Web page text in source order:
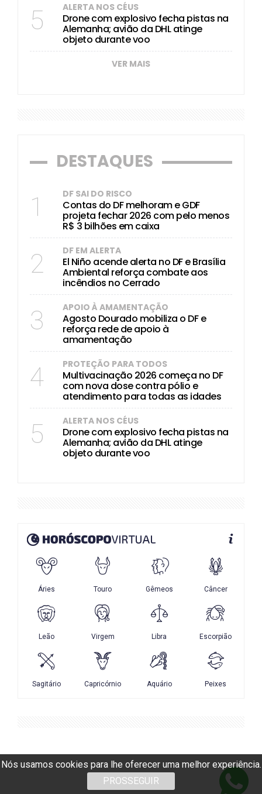
Nós usamos cookies para lhe oferecer uma melhor experiência.
PROSSEGUIR
5 ALERTA NOS CÉUS
Drone com explosivo fecha pistas na
Alemanha; avião da DHL atinge
objeto durante voo
VER MAIS
DESTAQUES
1 DF SAI DO RISCO
Contas do DF melhoram e GDF
projeta fechar 2026 com pelo menos
R$ 3 bilhões em caixa
2 DF EM ALERTA
El Niño acende alerta no DF e Brasília
Ambiental reforça combate aos
incêndios no Cerrado
3 APOIO À AMAMENTAÇÃO
Agosto Dourado mobiliza o DF e
reforça rede de apoio à
amamentação
4 PROTEÇÃO PARA TODOS
Multivacinação 2026 começa no DF
com nova dose contra pólio e
atendimento para todas as idades
5 ALERTA NOS CÉUS
Drone com explosivo fecha pistas na
Alemanha; avião da DHL atinge
objeto durante voo